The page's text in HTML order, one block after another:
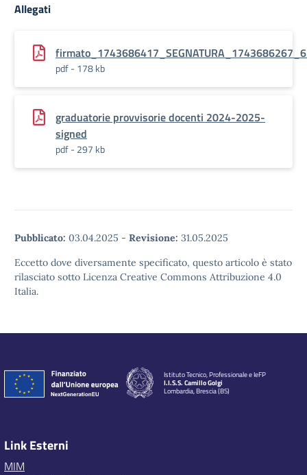
Allegati
pdf - 178 kb
graduatorie provvisorie docenti 2024-2025-
signed
pdf - 297 kb
Pubblicato: 03.04.2025 - Revisione: 31.05.2025
Eccetto dove diversamente specificato, questo articolo è stato
rilasciato sotto Licenza Creative Commons Attribuzione 4.0
Italia.
Istituto Tecnico, Professionale e IeFP
I.I.S.S. Camillo Golgi
Lombardia, Brescia (BS)
Link Esterni
MIM